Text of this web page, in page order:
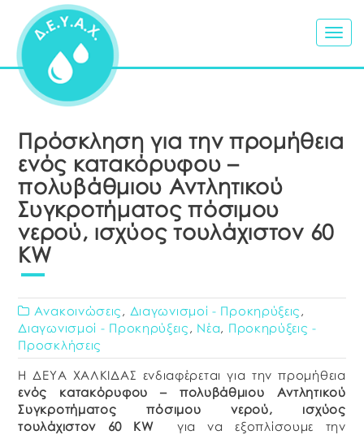
Πρόσκληση για την προμήθεια
ενός κατακόρυφου –
πολυβάθμιου Αντλητικού
Συγκροτήματος πόσιμου
νερού, ισχύος τουλάχιστον 60
KW
Ανακοινώσεις , Διαγωνισμοί - Προκηρύξεις ,
Διαγωνισμοί - Προκηρύξεις , Νέα, Προκηρύξεις -
Προσκλήσεις
Η ΔΕΥΑ ΧΑΛΚΙΔΑΣ ενδιαφέρεται για την προμήθεια
ενός κατακόρυφου – πολυβάθμιου Αντλητικού
Συγκροτήματος πόσιμου νερού, ισχύος
τουλάχιστον 60 KWγια να εξοπλίσουμε την